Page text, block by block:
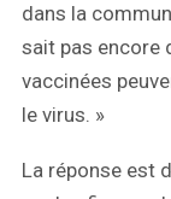
dans la
sait pas encore
vaccinées
le virus. »
La réponse est